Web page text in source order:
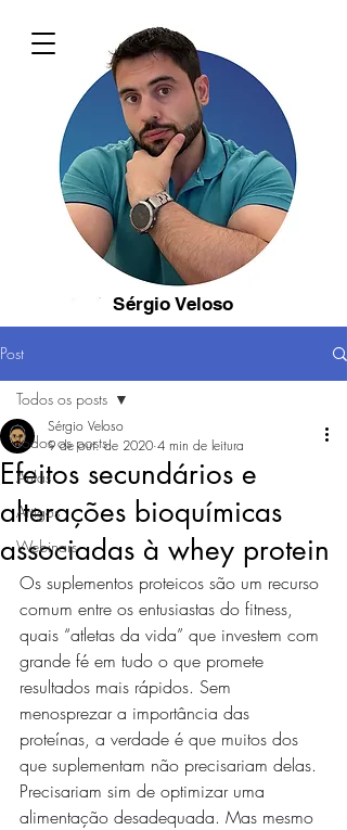
Sérgio Veloso
Post
Todos os posts
Aulas
Artigos
Webinars
Todos os posts
Efeitos secundários e
alterações bioquímicas
associadas à whey protein
Sérgio Veloso
9 de out. de 2020 4 min de leitura
Os suplementos proteicos são um recurso
comum entre os entusiastas do fitness,
quais “atletas da vida” que investem com
grande fé em tudo o que promete
resultados mais rápidos. Sem
menosprezar a importância das
proteínas, a verdade é que muitos dos
que suplementam não precisariam delas.
Precisariam sim de optimizar uma
alimentação desadequada. Mas mesmo